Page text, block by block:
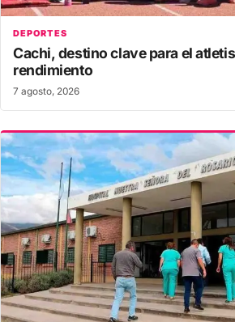
DEPORTES
Cachi, destino clave para el
rendimiento
7 agosto, 2026